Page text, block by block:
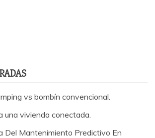
vs bombín convencional.
una vivienda conectada.
Del Mantenimiento Predictivo En